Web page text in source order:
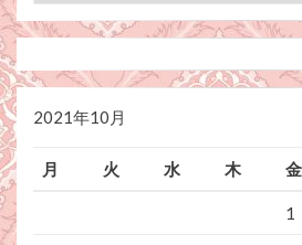
ゴ
ー
2021年10月
月 火 水 木 金
1